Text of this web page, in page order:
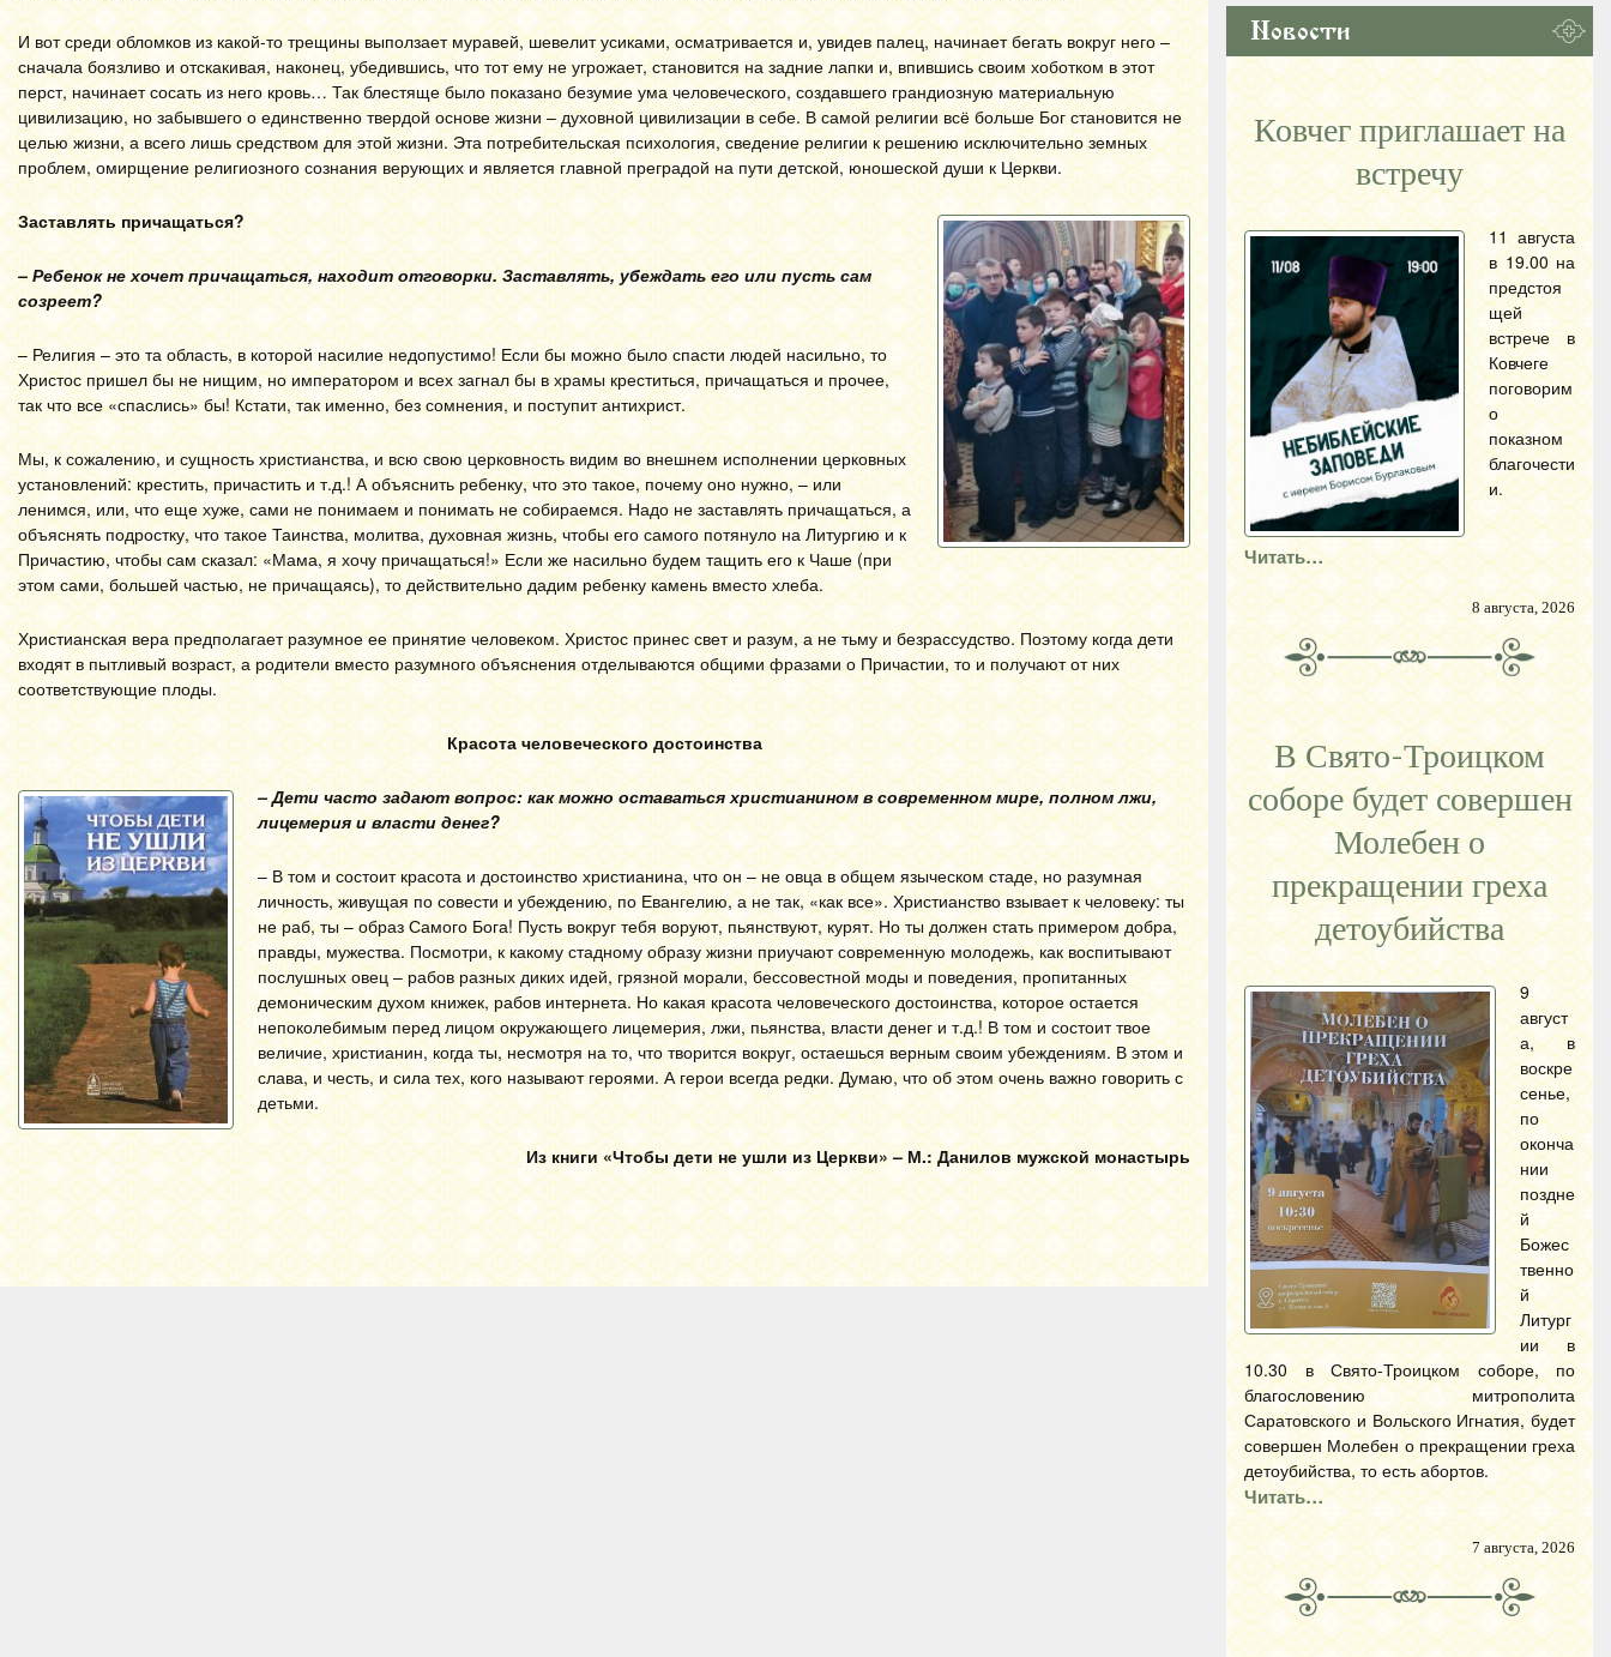
И вот среди обломков из какой-то трещины выползает муравей, шевелит усиками, осматривается и, увидев палец, начинает бегать вокруг него –
сначала боязливо и отскакивая, наконец, убедившись, что тот ему не угрожает, становится на задние лапки и, впившись своим хоботком в этот
перст, начинает сосать из него кровь… Так блестяще было показано безумие ума человеческого, создавшего грандиозную материальную
цивилизацию, но забывшего о единственно твердой основе жизни – духовной цивилизации в себе. В самой религии всё больше Бог становится не
целью жизни, а всего лишь средством для этой жизни. Эта потребительская психология, сведение религии к решению исключительно земных
проблем, омирщение религиозного сознания верующих и является главной преградой на пути детской, юношеской души к Церкви.
Заставлять причащаться?
– Ребенок не хочет причащаться, находит отговорки. Заставлять, убеждать его или пусть сам
созреет?
– Религия – это та область, в которой насилие недопустимо! Если бы можно было спасти людей насильно, то
Христос пришел бы не нищим, но императором и всех загнал бы в храмы креститься, причащаться и прочее,
так что все «спаслись» бы! Кстати, так именно, без сомнения, и поступит антихрист.
Мы, к сожалению, и сущность христианства, и всю свою церковность видим во внешнем исполнении церковных
установлений: крестить, причастить и т.д.! А объяснить ребенку, что это такое, почему оно нужно, – или
ленимся, или, что еще хуже, сами не понимаем и понимать не собираемся. Надо не заставлять причащаться, а
объяснять подростку, что такое Таинства, молитва, духовная жизнь, чтобы его самого потянуло на Литургию и к
Причастию, чтобы сам сказал: «Мама, я хочу причащаться!» Если же насильно будем тащить его к Чаше (при
этом сами, большей частью, не причащаясь), то действительно дадим ребенку камень вместо хлеба.
Христианская вера предполагает разумное ее принятие человеком. Христос принес свет и разум, а не тьму и безрассудство. Поэтому когда дети
входят в пытливый возраст, а родители вместо разумного объяснения отделываются общими фразами о Причастии, то и получают от них
соответствующие плоды.
Красота человеческого достоинства
– Дети часто задают вопрос: как можно оставаться христианином в современном мире, полном лжи,
лицемерия и власти денег?
– В том и состоит красота и достоинство христианина, что он – не овца в общем языческом стаде, но разумная
личность, живущая по совести и убеждению, по Евангелию, а не так, «как все». Христианство взывает к человеку: ты
не раб, ты – образ Самого Бога! Пусть вокруг тебя воруют, пьянствуют, курят. Но ты должен стать примером добра,
правды, мужества. Посмотри, к какому стадному образу жизни приучают современную молодежь, как воспитывают
послушных овец – рабов разных диких идей, грязной морали, бессовестной моды и поведения, пропитанных
демоническим духом книжек, рабов интернета. Но какая красота человеческого достоинства, которое остается
непоколебимым перед лицом окружающего лицемерия, лжи, пьянства, власти денег и т.д.! В том и состоит твое
величие, христианин, когда ты, несмотря на то, что творится вокруг, остаешься верным своим убеждениям. В этом и
слава, и честь, и сила тех, кого называют героями. А герои всегда редки. Думаю, что об этом очень важно говорить с
детьми.
Из книги «Чтобы дети не ушли из Церкви» – М.: Данилов мужской монастырь
Новости
Ковчег приглашает на
встречу
11 августа
в 19.00 на
предстоя
щей
встрече в
Ковчеге
поговорим
о
показном
благочести
и.
Читать…
8 августа, 2026
В Свято-Троицком
соборе будет совершен
Молебен о
прекращении греха
детоубийства
9
август
а, в
воскре
сенье,
по
оконча
нии
поздне
й
Божес
твенно
й
Литург
ии в
10.30 в Свято-Троицком соборе, по
благословению митрополита
Саратовского и Вольского Игнатия, будет
совершен Молебен о прекращении греха
детоубийства, то есть абортов.
Читать…
7 августа, 2026